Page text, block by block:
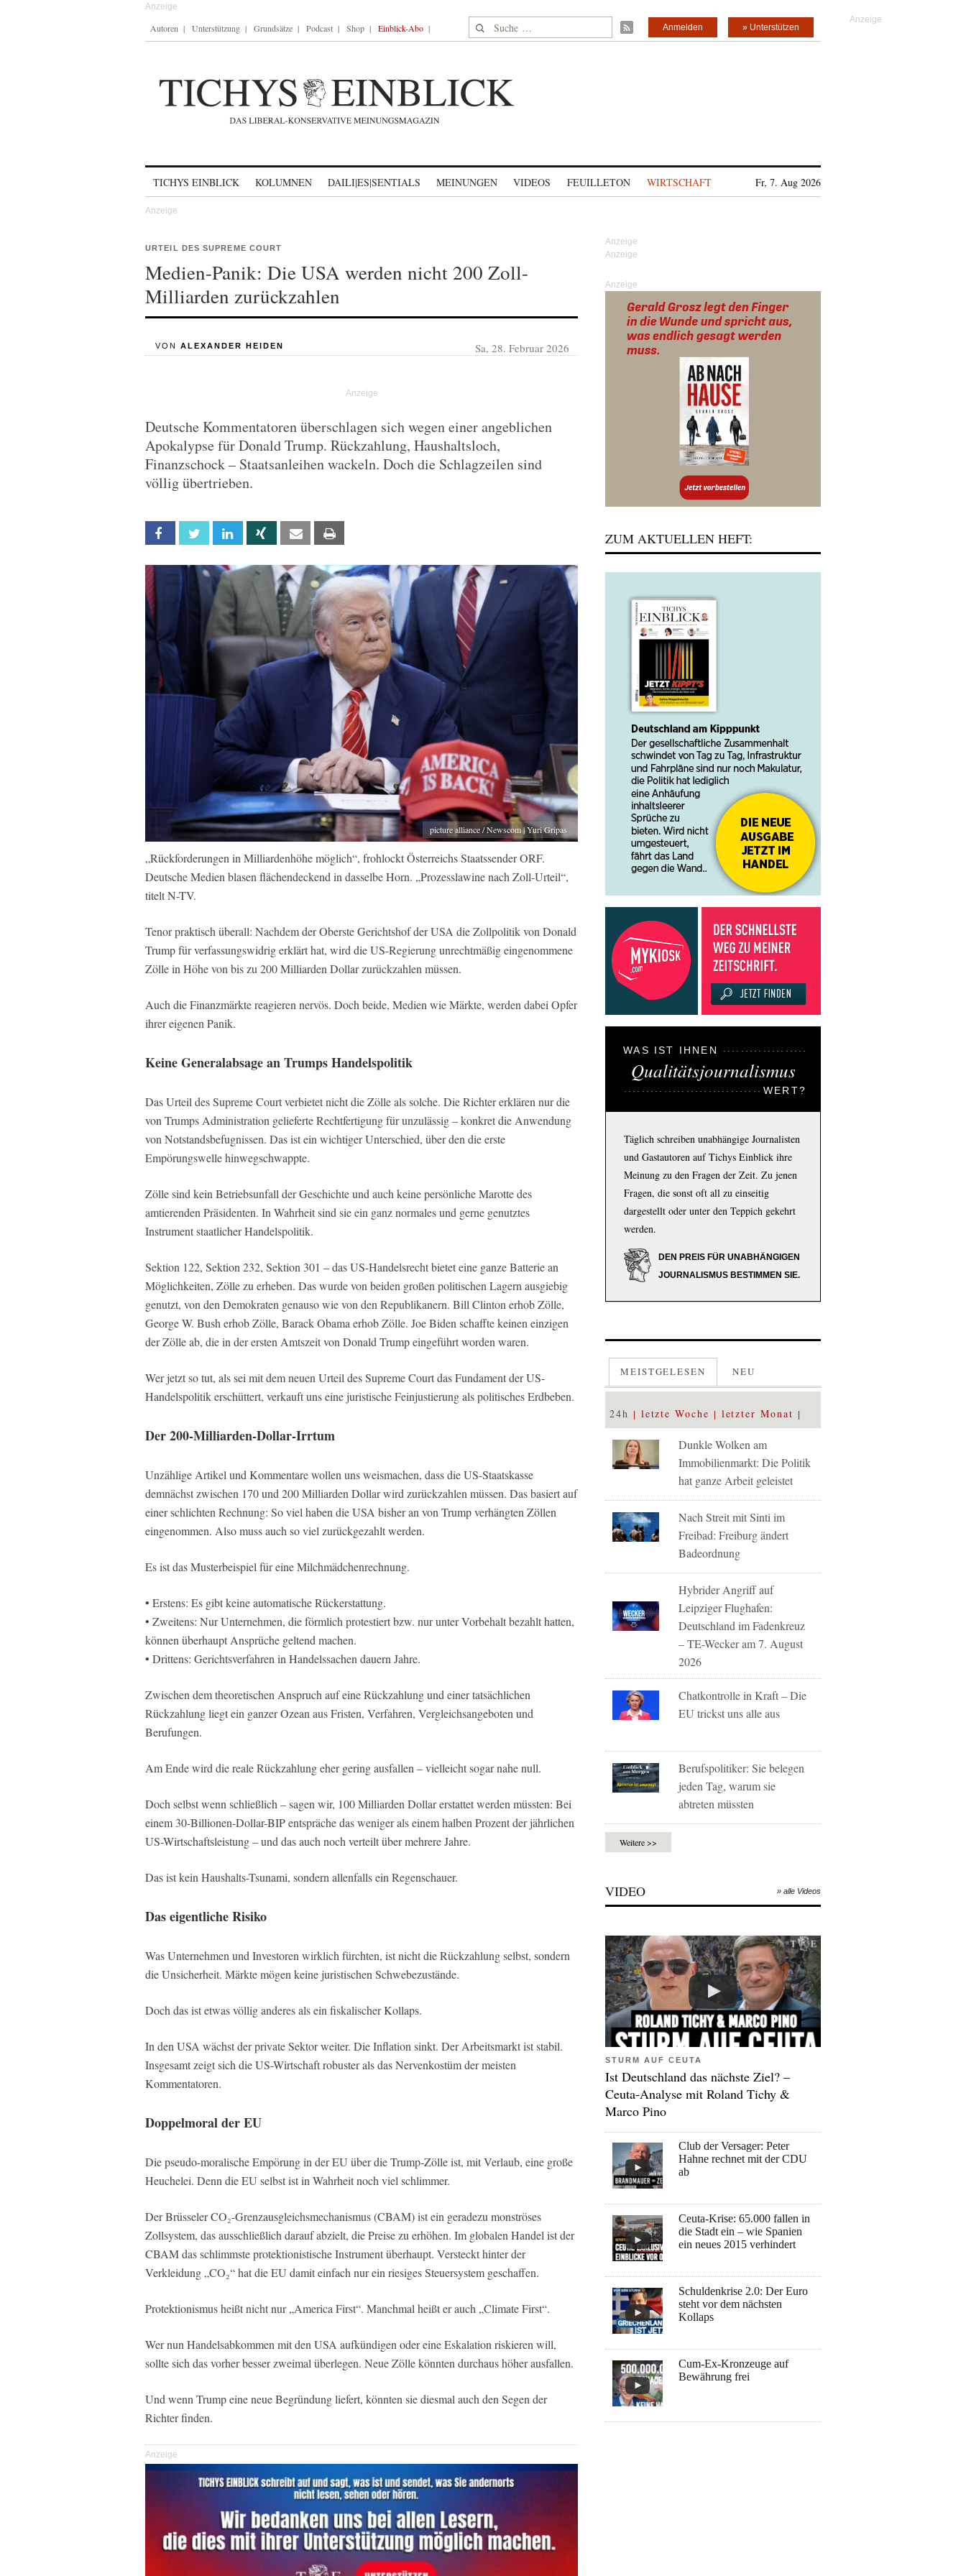
Autoren Unterstützung Grundsätze Podcast Shop Einblick-Abo Suche nach: » Unterstützen
Anmelden
TICHYS EINBLICK KOLUMNEN DAILI|ES|SENTIALS MEINUNGEN VIDEOS FEUILLETON WIRTSCHAFT Fr, 7. Aug 2026
URTEIL DES SUPREME COURT
Medien-Panik: Die USA werden nicht 200 Zoll-
Milliarden zurückzahlen
VON ALEXANDER HEIDEN Sa, 28. Februar 2026
Deutsche Kommentatoren überschlagen sich wegen einer angeblichen
Apokalypse für Donald Trump. Rückzahlung, Haushaltsloch,
Finanzschock – Staatsanleihen wackeln. Doch die Schlagzeilen sind
völlig übertrieben.
Facebook Twitter Linkedin Xing Email
picture alliance / Newscom | Yuri Gripas
„Rückforderungen in Milliardenhöhe möglich“, frohlockt Österreichs Staatssender ORF.
Deutsche Medien blasen flächendeckend in dasselbe Horn. „Prozesslawine nach Zoll-Urteil“,
titelt N-TV.
Tenor praktisch überall: Nachdem der Oberste Gerichtshof der USA die Zollpolitik von Donald
Trump für verfassungswidrig erklärt hat, wird die US-Regierung unrechtmäßig eingenommene
Zölle in Höhe von bis zu 200 Milliarden Dollar zurückzahlen müssen.
Auch die Finanzmärkte reagieren nervös. Doch beide, Medien wie Märkte, werden dabei Opfer
ihrer eigenen Panik.
Keine Generalabsage an Trumps Handelspolitik
Das Urteil des Supreme Court verbietet nicht die Zölle als solche. Die Richter erklären nur die
von Trumps Administration gelieferte Rechtfertigung für unzulässig – konkret die Anwendung
von Notstandsbefugnissen. Das ist ein wichtiger Unterschied, über den die erste
Empörungswelle hinwegschwappte.
Zölle sind kein Betriebsunfall der Geschichte und auch keine persönliche Marotte des
amtierenden Präsidenten. In Wahrheit sind sie ein ganz normales und gerne genutztes
Instrument staatlicher Handelspolitik.
Sektion 122, Sektion 232, Sektion 301 – das US-Handelsrecht bietet eine ganze Batterie an
Möglichkeiten, Zölle zu erheben. Das wurde von beiden großen politischen Lagern ausgiebig
genutzt, von den Demokraten genauso wie von den Republikanern. Bill Clinton erhob Zölle,
George W. Bush erhob Zölle, Barack Obama erhob Zölle. Joe Biden schaffte keinen einzigen
der Zölle ab, die in der ersten Amtszeit von Donald Trump eingeführt worden waren.
Wer jetzt so tut, als sei mit dem neuen Urteil des Supreme Court das Fundament der US-
Handelspolitik erschüttert, verkauft uns eine juristische Feinjustierung als politisches Erdbeben.
Der 200-Milliarden-Dollar-Irrtum
Unzählige Artikel und Kommentare wollen uns weismachen, dass die US-Staatskasse
demnächst zwischen 170 und 200 Milliarden Dollar wird zurückzahlen müssen. Das basiert auf
einer schlichten Rechnung: So viel haben die USA bisher an von Trump verhängten Zöllen
eingenommen. Also muss auch so viel zurückgezahlt werden.
Es ist das Musterbeispiel für eine Milchmädchenrechnung.
• Erstens: Es gibt keine automatische Rückerstattung.
• Zweitens: Nur Unternehmen, die förmlich protestiert bzw. nur unter Vorbehalt bezahlt hatten,
können überhaupt Ansprüche geltend machen.
• Drittens: Gerichtsverfahren in Handelssachen dauern Jahre.
Zwischen dem theoretischen Anspruch auf eine Rückzahlung und einer tatsächlichen
Rückzahlung liegt ein ganzer Ozean aus Fristen, Verfahren, Vergleichsangeboten und
Berufungen.
Am Ende wird die reale Rückzahlung eher gering ausfallen – vielleicht sogar nahe null.
Doch selbst wenn schließlich – sagen wir, 100 Milliarden Dollar erstattet werden müssten: Bei
einem 30-Billionen-Dollar-BIP entspräche das weniger als einem halben Prozent der jährlichen
US-Wirtschaftsleistung – und das auch noch verteilt über mehrere Jahre.
Das ist kein Haushalts-Tsunami, sondern allenfalls ein Regenschauer.
Das eigentliche Risiko
Was Unternehmen und Investoren wirklich fürchten, ist nicht die Rückzahlung selbst, sondern
die Unsicherheit. Märkte mögen keine juristischen Schwebezustände.
Doch das ist etwas völlig anderes als ein fiskalischer Kollaps.
In den USA wächst der private Sektor weiter. Die Inflation sinkt. Der Arbeitsmarkt ist stabil.
Insgesamt zeigt sich die US-Wirtschaft robuster als das Nervenkostüm der meisten
Kommentatoren.
Doppelmoral der EU
Die pseudo-moralische Empörung in der EU über die Trump-Zölle ist, mit Verlaub, eine große
Heuchelei. Denn die EU selbst ist in Wahrheit noch viel schlimmer.
Der Brüsseler CO₂-Grenzausgleichsmechanismus (CBAM) ist ein geradezu monströses
Zollsystem, das ausschließlich darauf abzielt, die Preise zu erhöhen. Im globalen Handel ist der
CBAM das schlimmste protektionistische Instrument überhaupt. Versteckt hinter der
Verkleidung „CO₂“ hat die EU damit einfach nur ein riesiges Steuersystem geschaffen.
Protektionismus heißt nicht nur „America First“. Manchmal heißt er auch „Climate First“.
Wer nun Handelsabkommen mit den USA aufkündigen oder eine Eskalation riskieren will,
sollte sich das vorher besser zweimal überlegen. Neue Zölle könnten durchaus höher ausfallen.
Und wenn Trump eine neue Begründung liefert, könnten sie diesmal auch den Segen der
Richter finden.
Anzeige
Anzeige
ZUM AKTUELLEN HEFT:
WAS IST IHNEN
Qualitätsjournalismus
WERT?
Täglich schreiben unabhängige Journalisten
und Gastautoren auf Tichys Einblick ihre
Meinung zu den Fragen der Zeit. Zu jenen
Fragen, die sonst oft all zu einseitig
dargestellt oder unter den Teppich gekehrt
werden.
DEN PREIS FÜR UNABHÄNGIGEN
JOURNALISMUS BESTIMMEN SIE.
MEISTGELESEN NEU
24h letzte Woche letzter Monat
Dunkle Wolken am
Immobilienmarkt: Die Politik
hat ganze Arbeit geleistet
Nach Streit mit Sinti im
Freibad: Freiburg ändert
Badeordnung
Hybrider Angriff auf
Leipziger Flughafen:
Deutschland im Fadenkreuz
– TE-Wecker am 7. August
2026
Chatkontrolle in Kraft – Die
EU trickst uns alle aus
Berufspolitiker: Sie belegen
jeden Tag, warum sie
abtreten müssten
Weitere >>
VIDEO » alle Videos
STURM AUF CEUTA
Ist Deutschland das nächste Ziel? –
Ceuta-Analyse mit Roland Tichy &
Marco Pino
Club der Versager: Peter
Hahne rechnet mit der CDU
ab
Ceuta-Krise: 65.000 fallen in
die Stadt ein – wie Spanien
ein neues 2015 verhindert
Schuldenkrise 2.0: Der Euro
steht vor dem nächsten
Kollaps
Cum-Ex-Kronzeuge auf
Bewährung frei